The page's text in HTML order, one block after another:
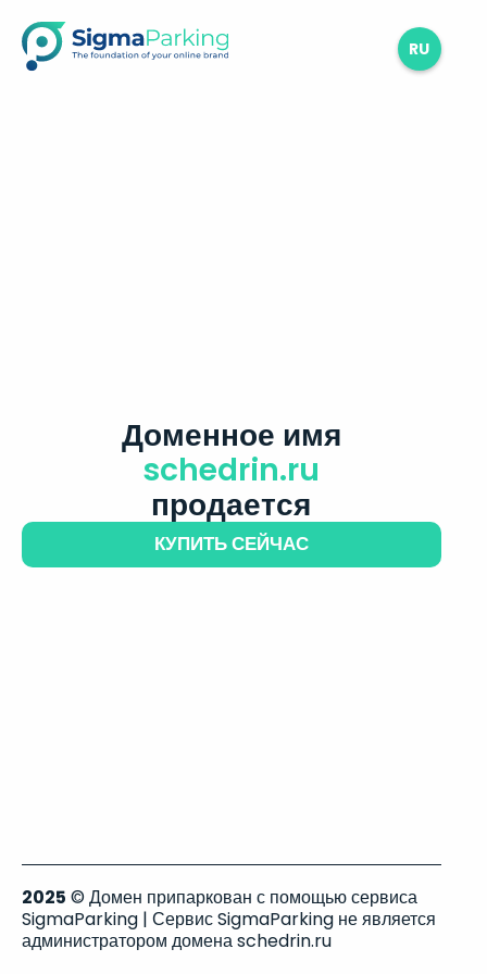
RU
Доменное имя
schedrin.ru
продается
КУПИТЬ СЕЙЧАС
2025 © Домен припаркован с помощью сервиса
SigmaParking | Сервис SigmaParking не является
администратором домена schedrin.ru